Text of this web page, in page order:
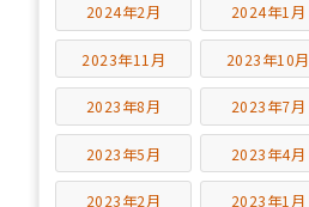
2024年2月 2024年1月
2023年11月 2023年10月
2023年8月 2023年7月
2023年5月 2023年4月
2023年2月 2023年1月